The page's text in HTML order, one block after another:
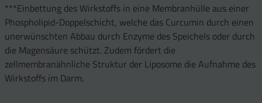
***Einbettung des Wirkstoffs in eine Membranhülle aus einer
Phospholipid-Doppelschicht, welche das Curcumin durch einen
unerwünschten Abbau durch Enzyme des Speichels oder durch
die Magensäure schützt. Zudem fördert die
zellmembranähnliche Struktur der Liposome die Aufnahme des
Wirkstoffs im Darm.